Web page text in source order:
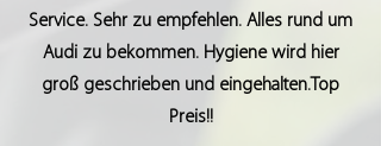
Service. Sehr zu empfehlen. Alles rund um
Audi zu bekommen. Hygiene wird hier
groß geschrieben und eingehalten.Top
Preis!!